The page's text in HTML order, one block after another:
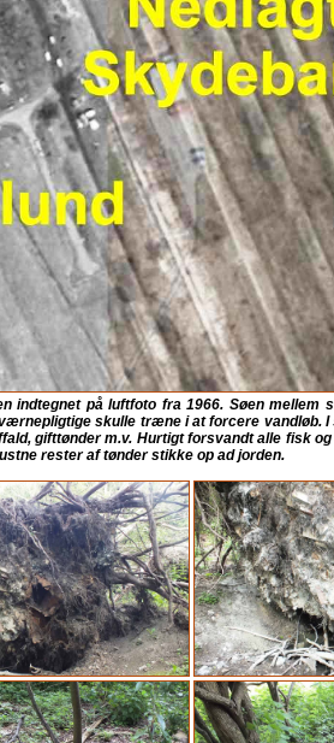
indtegnet på luftfoto fra 1966. Søen
skulle træne i at forcere vandløb.
gifttønder m.v. Hurtigt forsvandt alle fisk
rester af tønder stikke op ad jorden.